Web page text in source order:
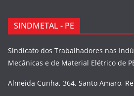
SINDMETAL - PE
Sindicato dos Trabalhadores nas
Mecânicas e de Material Elétrico de
Almeida Cunha, 364, Santo Amaro,